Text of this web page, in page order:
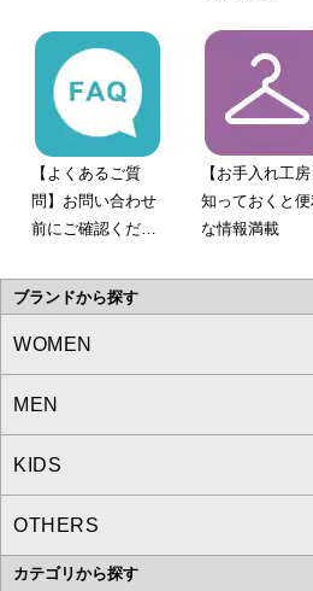
【よくあるご質
問】お問い合わせ
前にご確認くださ
【お手入れ工房
知っておくと便
な情報満載
ブランドから探す
WOMEN
a.v.v
MICHEL KLEIN
MK MICHEL KLEIN
OFUON le MK
MEN
a.v.v
MICHEL KLEIN HOMME
MK MICHEL KLEIN HOMME
KIDS
a.v.v
OTHERS
MK MICHEL KLEIN BAG
カテゴリから探す